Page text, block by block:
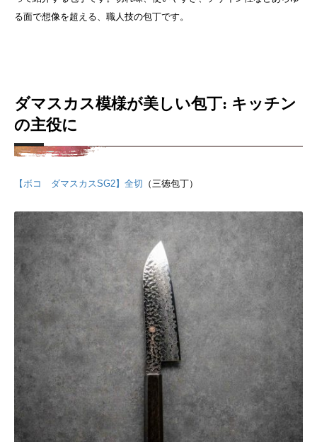
る面で想像を超える、職人技の包丁です。
ダマスカス模様が美しい包丁: キッチン
の主役に
【ボコ ダマスカスSG2】全切 （三徳包丁）